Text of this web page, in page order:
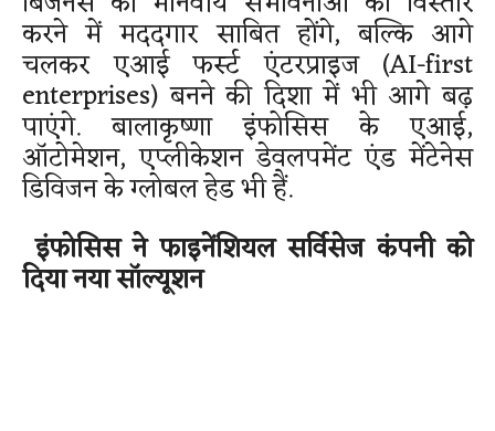
करने में मददगार साबित होंगे, बल्कि आगे
चलकर एआई फर्स्ट एंटरप्राइज (AI-first
enterprises) बनने की दिशा में भी आगे बढ़
पाएंगे. बालाकृष्णा इंफोसिस के एआई,
ऑटोमेशन, एप्लीकेशन डेवलपमेंट एंड मेंटेनेस
डिविजन के ग्लोबल हेड भी हैं.
इंफोसिस ने फाइनेंशियल सर्विसेज कंपनी को
दिया नया सॉल्यूशन